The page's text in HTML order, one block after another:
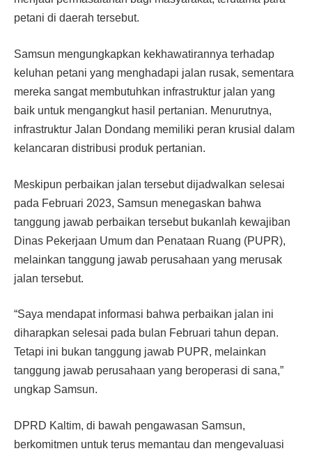
petani di daerah tersebut.
Samsun mengungkapkan kekhawatirannya terhadap
keluhan petani yang menghadapi jalan rusak, sementara
mereka sangat membutuhkan infrastruktur jalan yang
baik untuk mengangkut hasil pertanian. Menurutnya,
infrastruktur Jalan Dondang memiliki peran krusial dalam
kelancaran distribusi produk pertanian.
Meskipun perbaikan jalan tersebut dijadwalkan selesai
pada Februari 2023, Samsun menegaskan bahwa
tanggung jawab perbaikan tersebut bukanlah kewajiban
Dinas Pekerjaan Umum dan Penataan Ruang (PUPR),
melainkan tanggung jawab perusahaan yang merusak
jalan tersebut.
“Saya mendapat informasi bahwa perbaikan jalan ini
diharapkan selesai pada bulan Februari tahun depan.
Tetapi ini bukan tanggung jawab PUPR, melainkan
tanggung jawab perusahaan yang beroperasi di sana,”
ungkap Samsun.
DPRD Kaltim, di bawah pengawasan Samsun,
berkomitmen untuk terus memantau dan mengevaluasi